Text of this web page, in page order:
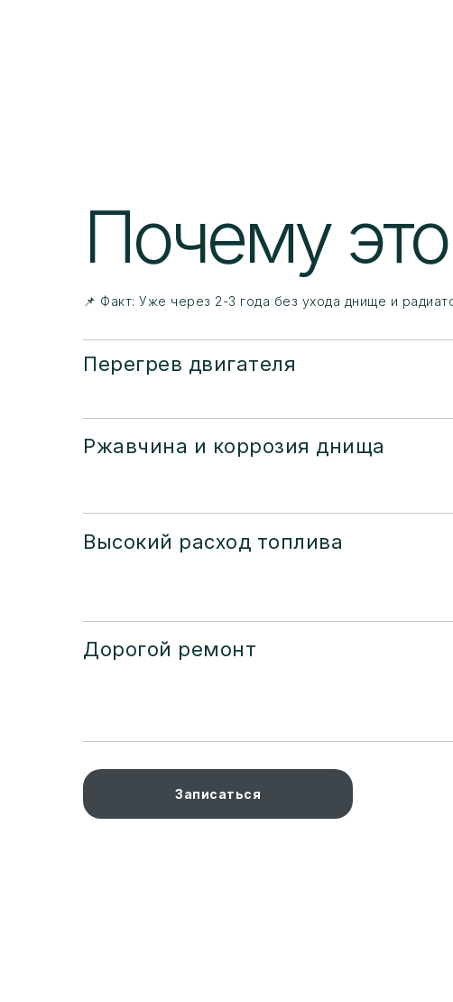
Высокий расход топлива
Ржавчина и коррозия днища
Дорогой ремонт
Перегрев двигателя
📌 Факт: Уже через 2-3 года без ухода днище и
Записаться
Почему